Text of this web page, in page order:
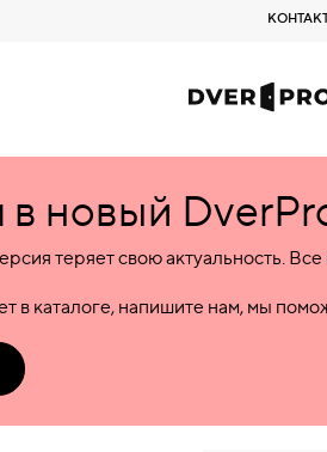
новый
теряет свою актуальность.
в каталоге, напишите нам, мы